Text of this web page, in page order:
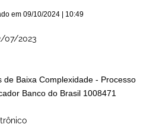
em 09/10/2024 | 10:49
07/2023
de Baixa Complexidade - Processo
Banco do Brasil 1008471